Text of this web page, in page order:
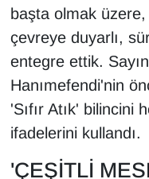
başta olmak üzere,
çevreye duyarlı,
entegre ettik.
Hanımefendi'nin
'Sıfır Atık' bilincini
ifadelerini kullandı.
'ÇEŞİTLİ